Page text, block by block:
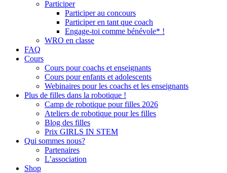
Participer
Participer au concours
Participer en tant que coach
Engage-toi comme bénévole* !
WRO en classe
FAQ
Cours
Cours pour coachs et enseignants
Cours pour enfants et adolescents
Webinaires pour les coachs et les enseignants
Plus de filles dans la robotique !
Camp de robotique pour filles 2026
Ateliers de robotique pour les filles
Blog des filles
Prix GIRLS IN STEM
Qui sommes nous?
Partenaires
L’association
Shop